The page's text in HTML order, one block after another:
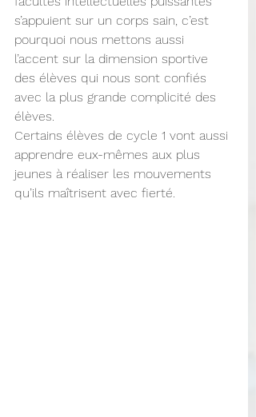
s’appuient sur un corps sain, c’est
pourquoi nous mettons aussi
l’accent sur la dimension sportive
des élèves qui nous sont confiés
avec la plus grande complicité des
élèves.
Certains élèves de cycle 1 vont aussi
apprendre eux-mêmes aux plus
jeunes à réaliser les mouvements
qu’ils maîtrisent avec fierté.